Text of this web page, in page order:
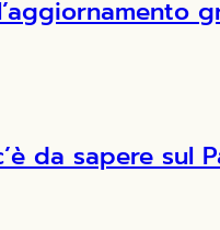
da sapere sul